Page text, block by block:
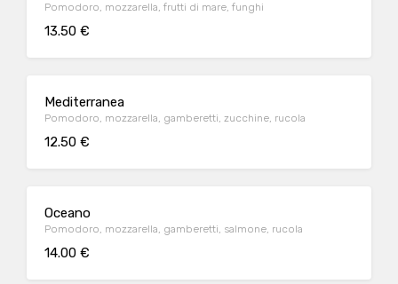
Pomodoro, mozzarella, frutti di mare, funghi
13.50 €
Mediterranea
Pomodoro, mozzarella, gamberetti, zucchine, rucola
12.50 €
Oceano
Pomodoro, mozzarella, gamberetti, salmone, rucola
14.00 €